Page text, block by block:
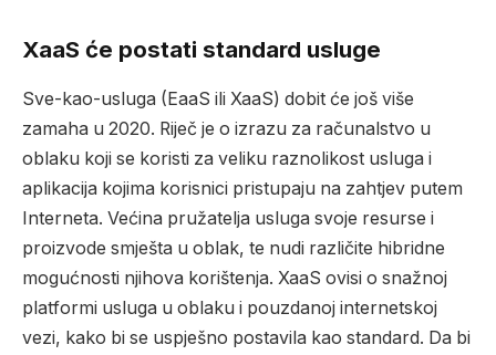
XaaS će postati standard usluge
Sve-kao-usluga (EaaS ili XaaS) dobit će još više
zamaha u 2020. Riječ je o izrazu za računalstvo u
oblaku koji se koristi za veliku raznolikost usluga i
aplikacija kojima korisnici pristupaju na zahtjev putem
Interneta. Većina pružatelja usluga svoje resurse i
proizvode smješta u oblak, te nudi različite hibridne
mogućnosti njihova korištenja. XaaS ovisi o snažnoj
platformi usluga u oblaku i pouzdanoj internetskoj
vezi, kako bi se uspješno postavila kao standard. Da bi